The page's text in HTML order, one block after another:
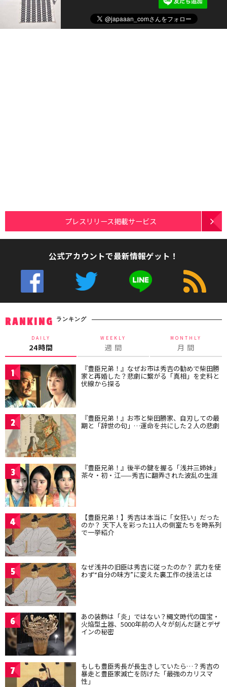
プレスリリース掲載サービス
公式アカウントで最新情報ゲット！
RANKING ランキング
DAILY
24時間
WEEKLY
週 間
MONTHLY
月 間
1 『豊臣兄弟！』なぜお市は秀吉の勧めで柴田勝
家と再婚した？悲劇に繋がる「真相」を史料と
伏線から探る
2 『豊臣兄弟！』お市と柴田勝家、自刃しての最
期と「辞世の句」…運命を共にした２人の悲劇
3 『豊臣兄弟！』後半の鍵を握る「浅井三姉妹」
茶々・初・江——秀吉に翻弄された波乱の生涯
4 【豊臣兄弟！】秀吉は本当に「女狂い」だった
のか？ 天下人を彩った11人の側室たちを時系列
で一挙紹介
5 なぜ浅井の旧臣は秀吉に従ったのか？ 武力を使
わず“自分の味方”に変えた裏工作の技法とは
6 あの装飾は「炎」ではない？縄文時代の国宝・
火焔型土器、5000年前の人々が刻んだ謎とデザ
インの秘密
7 もしも豊臣秀長が長生きしていたら…？秀吉の
暴走と豊臣家滅亡を防げた「最強のカリスマ
性」